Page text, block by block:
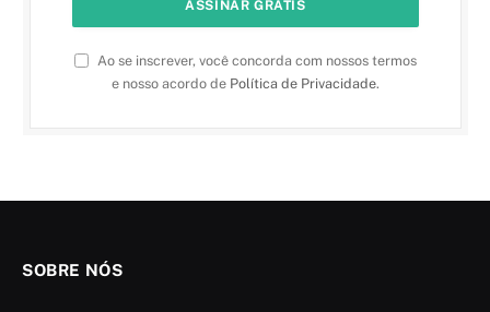
Ao se inscrever, você concorda com nossos termos
e nosso acordo de Política de Privacidade.
SOBRE NÓS